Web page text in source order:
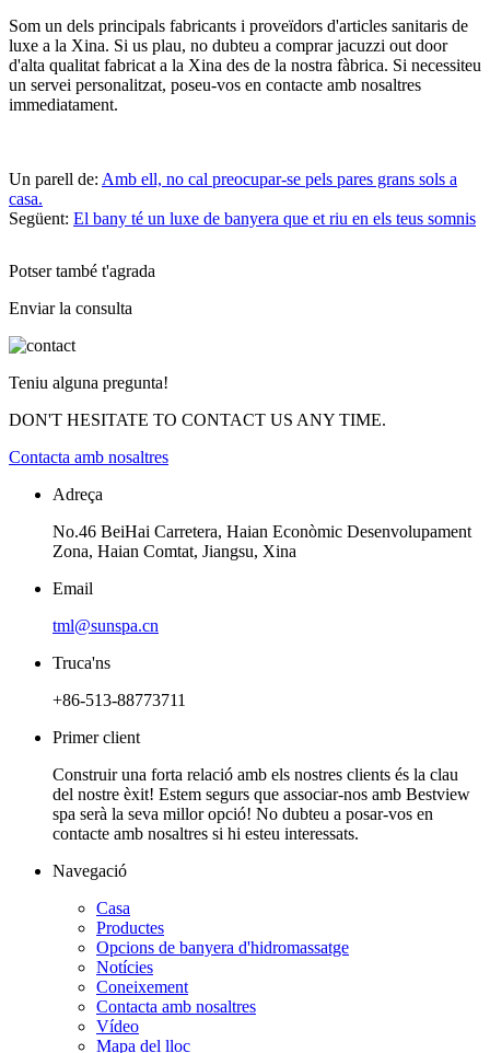
Som un dels principals fabricants i proveïdors d'articles sanitaris de
luxe a la Xina. Si us plau, no dubteu a comprar jacuzzi out door
d'alta qualitat fabricat a la Xina des de la nostra fàbrica. Si necessiteu
un servei personalitzat, poseu-vos en contacte amb nosaltres
immediatament.
Un parell de: Amb ell, no cal preocupar-se pels pares grans sols a
casa.
Següent: El bany té un luxe de banyera que et riu en els teus somnis
Potser també t'agrada
Enviar la consulta
Teniu alguna pregunta!
DON'T HESITATE TO CONTACT US ANY TIME.
Contacta amb nosaltres
Adreça
No.46 BeiHai Carretera, Haian Econòmic Desenvolupament
Zona, Haian Comtat, Jiangsu, Xina
Email
tml@sunspa.cn
Truca'ns
+86-513-88773711
Primer client
Construir una forta relació amb els nostres clients és la clau
del nostre èxit! Estem segurs que associar-nos amb Bestview
spa serà la seva millor opció! No dubteu a posar-vos en
contacte amb nosaltres si hi esteu interessats.
Navegació
Casa
Productes
Opcions de banyera d'hidromassatge
Notícies
Coneixement
Contacta amb nosaltres
Vídeo
Mapa del lloc